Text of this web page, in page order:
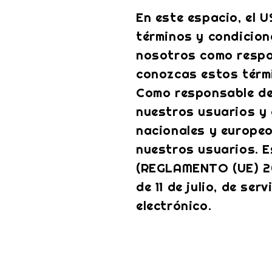
En este espacio, el
términos y
nosotros como
conozcas estos
Como responsable
nuestros usuarios y
nacionales y
nuestros usuarios.
(REGLAMENTO
de 11 de julio, de
electrónico.